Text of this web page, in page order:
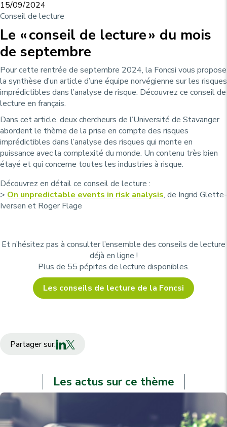
15/09/2024
Conseil de lecture
Le « conseil de lecture » du mois
de septembre
Pour cette rentrée de septembre 2024, la Foncsi vous propose
la synthèse d’un article d’une équipe norvégienne sur les risques
imprédictibles dans l’analyse de risque. Découvrez ce conseil de
lecture en français.
Dans cet article, deux chercheurs de l’Université de Stavanger
abordent le thème de la prise en compte des risques
imprédictibles dans l’analyse des risques qui monte en
puissance avec la complexité du monde. Un contenu très bien
étayé et qui concerne toutes les industries à risque.
Découvrez en détail ce conseil de lecture :
> On unpredictable events in risk analysis, de Ingrid Glette-
Iversen et Roger Flage
Et n’hésitez pas à consulter l’ensemble des conseils de lecture
déjà en ligne !
Plus de 55 pépites de lecture disponibles.
Les conseils de lecture de la Foncsi
Partager sur:
Les actus sur ce thème